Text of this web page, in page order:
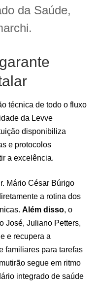
da Saúde,
técnica de todo o fluxo
da Levve
disponibiliza
e protocolos
a excelência.
Mário César Búrigo
a rotina dos
Além disso, o
José, Juliano Petters,
e recupera a
familiares para tarefas
segue em ritmo
integrado de saúde